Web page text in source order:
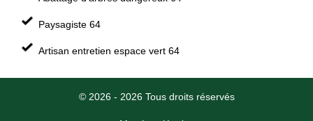
Paysagiste 64
Artisan entretien espace vert 64
© 2026 - 2026 Tous droits réservés